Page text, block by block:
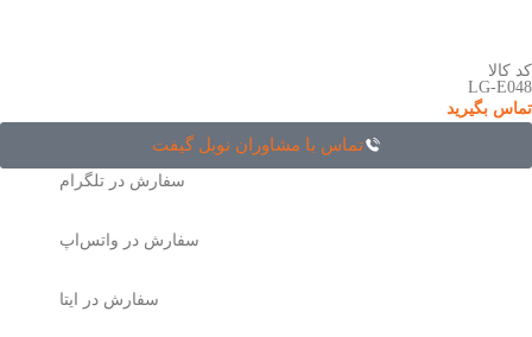
کد کالا
LG-E048
تماس بگیرید
تماس با مشاوران نوبل گیفت
سفارش در تلگرام
سفارش در واتس‌اپ
سفارش در ایتا